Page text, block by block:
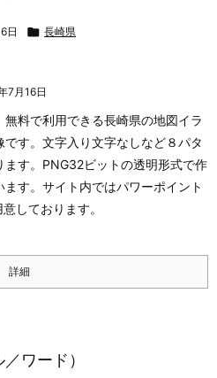
日  長崎県
7月16日
無料で利用できる長崎県の地図イラ
です。文字入り文字なしなど８パタ
ます。PNG32ビットの透明形式で作
ます。サイト内ではパワーポイント
しております。
詳細
ワード）